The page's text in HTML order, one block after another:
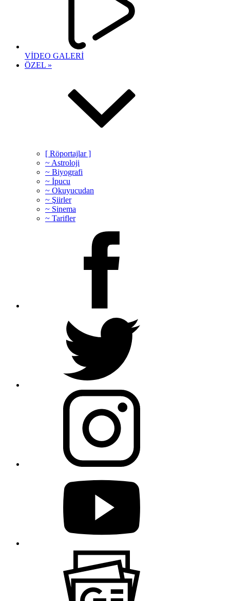
VİDEO GALERİ
ÖZEL »
[ Röportajlar ]
~ Astroloji
~ Biyografi
~ İpucu
~ Okuyucudan
~ Şiirler
~ Sinema
~ Tarifler